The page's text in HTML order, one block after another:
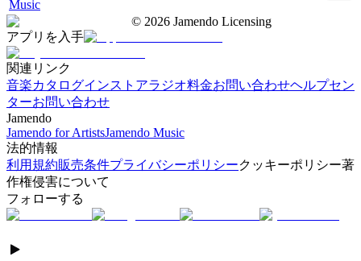
Music
© 2026 Jamendo Licensing
アプリを入手
関連リンク
音楽カタログインストアラジオ料金お問い合わせヘルプセン
ターお問い合わせ
Jamendo
Jamendo for ArtistsJamendo Music
法的情報
利用規約販売条件プライバシーポリシークッキーポリシー著
作権侵害について
フォローする